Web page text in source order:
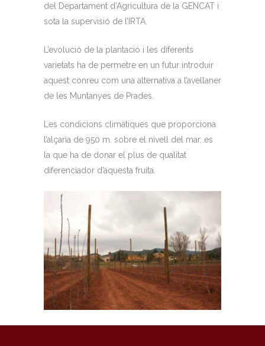
del Departament d’Agricultura de la GENCAT i
sota la supervisió de l’IRTA.
L’evolució de la plantació i les diferents
varietats ha de permetre en un futur introduir
aquest conreu com una alternativa a l’avellaner
de les Muntanyes de Prades.
Les condicions climàtiques que proporciona
l’alçaria de 950 m. sobre el nivell del mar, es
la que ha de donar el plus de qualitat
diferenciador d’aquesta fruita.